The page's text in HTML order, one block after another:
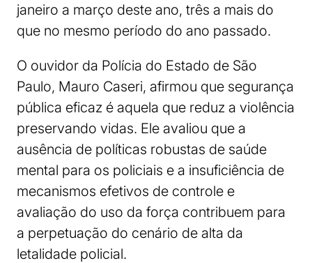
janeiro a março deste ano, três a mais do
que no mesmo período do ano passado.
O ouvidor da Polícia do Estado de São
Paulo, Mauro Caseri, afirmou que segurança
pública eficaz é aquela que reduz a violência
preservando vidas. Ele avaliou que a
ausência de políticas robustas de saúde
mental para os policiais e a insuficiência de
mecanismos efetivos de controle e
avaliação do uso da força contribuem para
a perpetuação do cenário de alta da
letalidade policial.